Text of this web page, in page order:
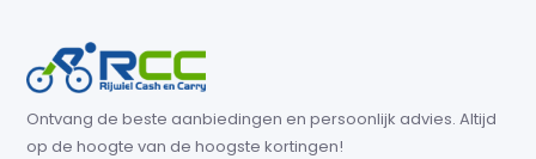
Ontvang de beste aanbiedingen en persoonlijk advies. Altijd
op de hoogte van de hoogste kortingen!